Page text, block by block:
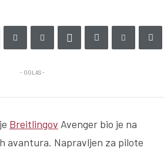
- OGLAS -
Breitlingov Avenger bio je na
avantura. Napravljen za pilote